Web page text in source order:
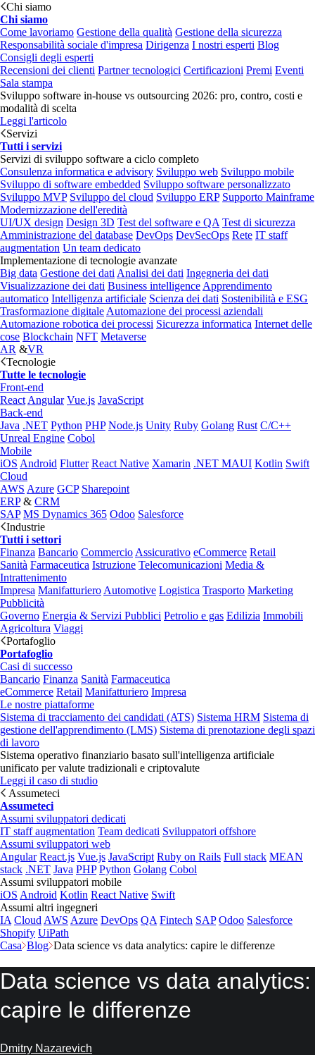
Chi siamo
Chi siamo
Come lavoriamo Gestione della qualità Gestione della sicurezza
Responsabilità sociale d'impresa Dirigenza I nostri esperti Blog
Consigli degli esperti
Recensioni dei clienti Partner tecnologici Certificazioni Premi Eventi
Sala stampa
Sviluppo software in-house vs outsourcing 2026: pro, contro, costi e
modalità di scelta
Leggi l'articolo
Servizi
Tutti i servizi
Servizi di sviluppo software a ciclo completo
Consulenza informatica e advisory Sviluppo web Sviluppo mobile
Sviluppo di software embedded Sviluppo software personalizzato
Sviluppo MVP Sviluppo del cloud Sviluppo ERP Supporto Mainframe
Modernizzazione dell'eredità
UI/UX design Design 3D Test del software e QA Test di sicurezza
Amministrazione del database DevOps DevSecOps Rete IT staff
augmentation Un team dedicato
Implementazione di tecnologie avanzate
Big data Gestione dei dati Analisi dei dati Ingegneria dei dati
Visualizzazione dei dati Business intelligence Apprendimento
automatico Intelligenza artificiale Scienza dei dati Sostenibilità e ESG
Trasformazione digitale Automazione dei processi aziendali
Automazione robotica dei processi Sicurezza informatica Internet delle
cose Blockchain NFT Metaverse
AR &VR
Tecnologie
Tutte le tecnologie
Front-end
React Angular Vue.js JavaScript
Back-end
Java .NET Python PHP Node.js Unity Ruby Golang Rust C/C++
Unreal Engine Cobol
Mobile
iOS Android Flutter React Native Xamarin .NET MAUI Kotlin Swift
Cloud
AWS Azure GCP Sharepoint
ERP& CRM
SAP MS Dynamics 365 Odoo Salesforce
Industrie
Tutti i settori
Finanza Bancario Commercio Assicurativo eCommerce Retail
Sanità Farmaceutica Istruzione Telecomunicazioni Media &
Intrattenimento
Impresa Manifatturiero Automotive Logistica Trasporto Marketing
Pubblicità
Governo Energia & Servizi Pubblici Petrolio e gas Edilizia Immobili
Agricoltura Viaggi
Portafoglio
Portafoglio
Casi di successo
Bancario Finanza Sanità Farmaceutica
eCommerce Retail Manifatturiero Impresa
Le nostre piattaforme
Sistema di tracciamento dei candidati (ATS) Sistema HRM Sistema di
gestione dell'apprendimento (LMS) Sistema di prenotazione degli spazi
di lavoro
Sistema operativo finanziario basato sull'intelligenza artificiale
unificato per valute tradizionali e criptovalute
Leggi il caso di studio
Assumeteci
Assumeteci
Assumi sviluppatori dedicati
IT staff augmentation Team dedicati Sviluppatori offshore
Assumi sviluppatori web
Angular React.js Vue.js JavaScript Ruby on Rails Full stack MEAN
stack .NET Java PHP Python Golang Cobol
Assumi sviluppatori mobile
iOS Android Kotlin React Native Swift
Assumi altri ingegneri
IA Cloud AWS Azure DevOps QA Fintech SAP Odoo Salesforce
Shopify UiPath
Casa Blog Data science vs data analytics: capire le differenze
Data science vs data analytics:
capire le differenze
Dmitry Nazarevich